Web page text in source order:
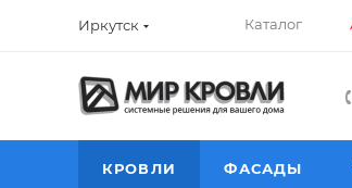
Иркутск Каталог
КРОВЛИ ФАСАДЫ